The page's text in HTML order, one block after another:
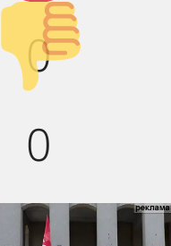
0
Палец
вниз!
0